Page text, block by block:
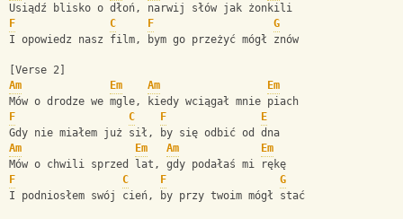
Usiądź blisko o dłoń, narwij słów jak żonkili
F
C F
G
I opowiedz nasz film, bym go przeżyć mógł znów
[Verse 2]
Am
Em Am
Em
Mów o drodze we mgle, kiedy wciągał mnie piach
F
C F
E
Gdy nie miałem już sił, by się odbić od dna
Am
Em Am
Em
Mów o chwili sprzed lat, gdy podałaś mi rękę
F
C F
G
I podniosłem swój cień, by przy twoim mógł stać